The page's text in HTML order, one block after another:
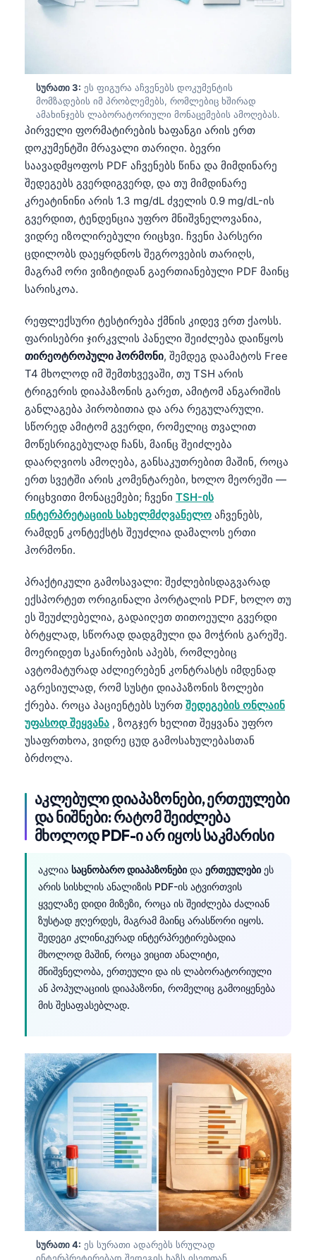
სურათი 3: ეს ფიგურა აჩვენებს დოკუმენტის
მომზადების იმ პრობლემებს, რომლებიც ხშირად
ამახინჯებს ლაბორატორიული მონაცემების ამოღებას.
პირველი ფორმატირების ხაფანგი არის ერთ
დოკუმენტში მრავალი თარიღი. ბევრი
საავადმყოფოს PDF აჩვენებს წინა და მიმდინარე
შედეგებს გვერდიგვერდ, და თუ მიმდინარე
კრეატინინი არის 1.3 mg/dL ძველის 0.9 mg/dL-ის
გვერდით, ტენდენცია უფრო მნიშვნელოვანია,
ვიდრე იზოლირებული რიცხვი. ჩვენი პარსერი
ცდილობს დაეყრდნოს შეგროვების თარიღს,
მაგრამ ორი ვიზიტიდან გაერთიანებული PDF მაინც
სარისკოა.
რეფლექსური ტესტირება ქმნის კიდევ ერთ ქაოსს.
ფარისებრი ჯირკვლის პანელი შეიძლება დაიწყოს
თირეოტროპული ჰორმონი, შემდეგ დაამატოს Free
T4 მხოლოდ იმ შემთხვევაში, თუ TSH არის
ტრიგერის დიაპაზონის გარეთ, ამიტომ ანგარიშის
განლაგება პირობითია და არა რეგულარული.
სწორედ ამიტომ გვერდი, რომელიც თვალით
მოწესრიგებულად ჩანს, მაინც შეიძლება
დაარღვიოს ამოღება, განსაკუთრებით მაშინ, როცა
ერთ სვეტში არის კომენტარები, ხოლო მეორეში —
რიცხვითი მონაცემები; ჩვენი TSH-ის
ინტერპრეტაციის სახელმძღვანელო აჩვენებს,
რამდენ კონტექსტს შეუძლია დამალოს ერთი
ჰორმონი.
პრაქტიკული გამოსავალი: შეძლებისდაგვარად
ექსპორტეთ ორიგინალი პორტალის PDF, ხოლო თუ
ეს შეუძლებელია, გადაიღეთ თითოეული გვერდი
ბრტყლად, სწორად დადგმული და მოჭრის გარეშე.
მოერიდეთ სკანირების აპებს, რომლებიც
ავტომატურად აძლიერებენ კონტრასტს იმდენად
აგრესიულად, რომ სუსტი დიაპაზონის ზოლები
ქრება. როცა პაციენტებს სურთ შედეგების ონლაინ
უფასოდ შეყვანა , ზოგჯერ ხელით შეყვანა უფრო
უსაფრთხოა, ვიდრე ცუდ გამოსახულებასთან
ბრძოლა.
აკლებული დიაპაზონები, ერთეულები
და ნიშნები: რატომ შეიძლება
მხოლოდ PDF-ი არ იყოს საკმარისი
აკლია საცნობარო დიაპაზონები და ერთეულები ეს
არის სისხლის ანალიზის PDF-ის ატვირთვის
ყველაზე დიდი მიზეზი, როცა ის შეიძლება ძალიან
ზუსტად ჟღერდეს, მაგრამ მაინც არასწორი იყოს.
შედეგი კლინიკურად ინტერპრეტირებადია
მხოლოდ მაშინ, როცა ვიცით ანალიტი,
მნიშვნელობა, ერთეული და ის ლაბორატორიული
ან პოპულაციის დიაპაზონი, რომელიც გამოიყენება
მის შესაფასებლად.
სურათი 4: ეს სურათი ადარებს სრულად
ინტერპრეტირებად შედეგის ხაზს ისეთთან,